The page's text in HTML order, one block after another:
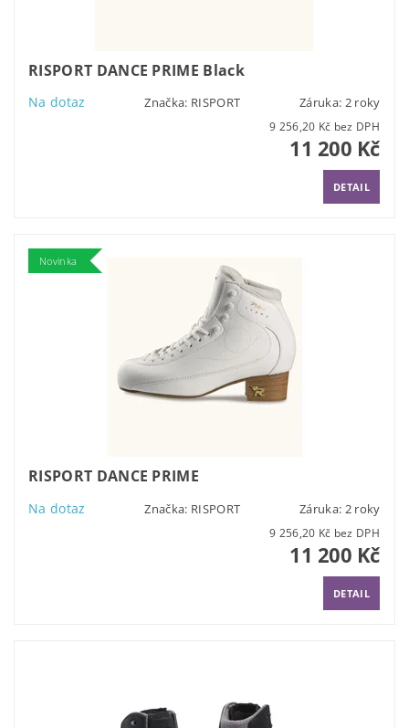
RISPORT DANCE PRIME Black
Na dotaz Značka: RISPORT Záruka: 2 roky
9 256,20 Kč bez DPH
11 200 Kč
DETAIL
Novinka
RISPORT DANCE PRIME
Na dotaz Značka: RISPORT Záruka: 2 roky
9 256,20 Kč bez DPH
11 200 Kč
DETAIL